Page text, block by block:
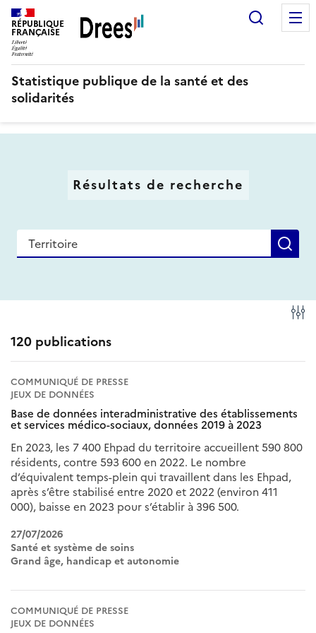
Aller
au
contenu
principal
RÉPUBLIQUE
FRANÇAISE
Statistique publique de la santé et des
solidarités
Résultats de recherche
Recherche
120 publications
COMMUNIQUÉ DE PRESSE
JEUX DE DONNÉES
Base de données interadministrative des établissements
et services médico-sociaux, données 2019 à 2023
En 2023, les 7 400 Ehpad du territoire accueillent 590 800
résidents, contre 593 600 en 2022. Le nombre
d’équivalent temps-plein qui travaillent dans les Ehpad,
après s’être stabilisé entre 2020 et 2022 (environ 411
000), baisse en 2023 pour s’établir à 396 500.
27/07/2026
Santé et système de soins
Grand âge, handicap et autonomie
COMMUNIQUÉ DE PRESSE
JEUX DE DONNÉES